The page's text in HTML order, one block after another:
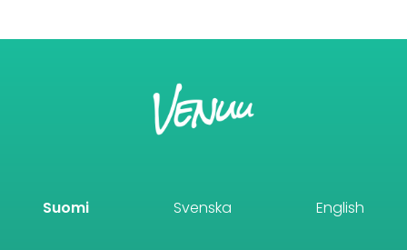
Suomi Svenska English